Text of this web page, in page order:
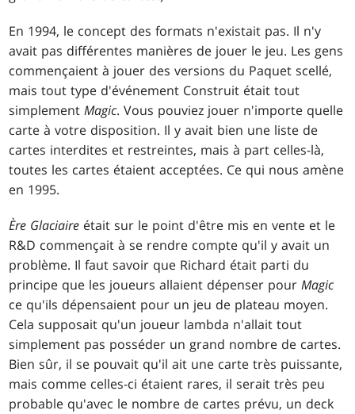
En 1994, le concept des formats n'existait pas. Il n'y
avait pas différentes manières de jouer le jeu. Les gens
commençaient à jouer des versions du Paquet scellé,
mais tout type d'événement Construit était tout
simplement Magic. Vous pouviez jouer n'importe quelle
carte à votre disposition. Il y avait bien une liste de
cartes interdites et restreintes, mais à part celles-là,
toutes les cartes étaient acceptées. Ce qui nous amène
en 1995.
Ère Glaciaire était sur le point d'être mis en vente et le
R&D commençait à se rendre compte qu'il y avait un
problème. Il faut savoir que Richard était parti du
principe que les joueurs allaient dépenser pourMagic
ce qu'ils dépensaient pour un jeu de plateau moyen.
Cela supposait qu'un joueur lambda n'allait tout
simplement pas posséder un grand nombre de cartes.
Bien sûr, il se pouvait qu'il ait une carte très puissante,
mais comme celles-ci étaient rares, il serait très peu
probable qu'avec le nombre de cartes prévu, un deck